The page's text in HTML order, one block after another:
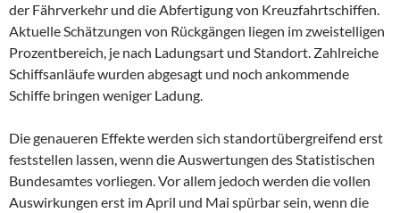
der Fährverkehr und die Abfertigung von Kreuzfahrtschiffen.
Aktuelle Schätzungen von Rückgängen liegen im zweistelligen
Prozentbereich, je nach Ladungsart und Standort. Zahlreiche
Schiffsanläufe wurden abgesagt und noch ankommende
Schiffe bringen weniger Ladung.
Die genaueren Effekte werden sich standortübergreifend erst
feststellen lassen, wenn die Auswertungen des Statistischen
Bundesamtes vorliegen. Vor allem jedoch werden die vollen
Auswirkungen erst im April und Mai spürbar sein, wenn die